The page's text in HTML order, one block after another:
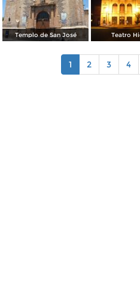
Templo de San José Teatro
1 2 3 4